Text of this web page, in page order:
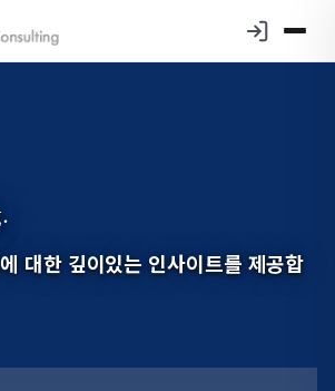
대한 깊이있는 인사이트를 제공합